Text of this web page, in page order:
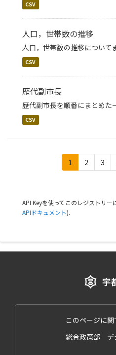
CSV
人口，世帯数の推移
人口，世帯数の推移について
CSV
歴代副市長
歴代副市長を順番にまとめた
CSV
1 2 3
API Keyを使ってこのレジストリー
APIドキュメント).
このページに
総合政策部 デ